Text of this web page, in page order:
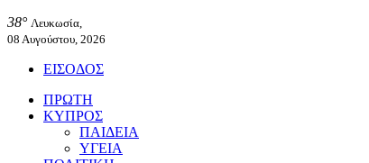
38° Λευκωσία,
08 Αυγούστου, 2026
ΕΙΣΟΔΟΣ
ΠΡΩΤΗ
ΚΥΠΡΟΣ
ΠΑΙΔΕΙΑ
ΥΓΕΙΑ